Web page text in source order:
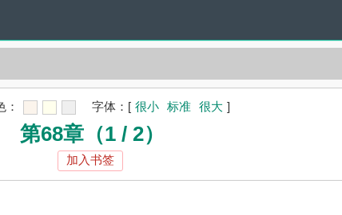
： 字体： [ 很小 标准 很大 ]
第68章（1 / 2）
加入书签